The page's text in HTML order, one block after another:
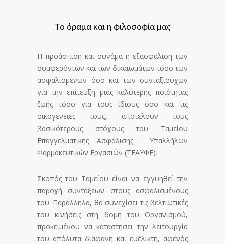
Το όραμα και η φιλοσοφία μας
Η προάσπιση και συνάμα η εξασφάλιση των
συμφερόντων και των δικαιωμάτων τόσο των
ασφαλισμένων όσο και των συνταξιούχων
για την επίτευξη μιας καλύτερης ποιότητας
ζωής τόσο για τους ίδιους όσο και τις
οικογένειές τους, αποτελούν τους
βασικότερους στόχους του Ταμείου
Επαγγελματικής Ασφάλισης Υπαλλήλων
Φαρμακευτικών Εργασιών (ΤΕΑΥΦΕ).
Σκοπός του Ταμείου είναι να εγγυηθεί την
παροχή συντάξεων στους ασφαλισμένους
του. Παράλληλα, θα συνεχίσει τις βελτιωτικές
του κινήσεις στη δομή του Οργανισμού,
προκειμένου να καταστήσει την λειτουργία
του απόλυτα διαφανή και ευέλικτη, αφενός